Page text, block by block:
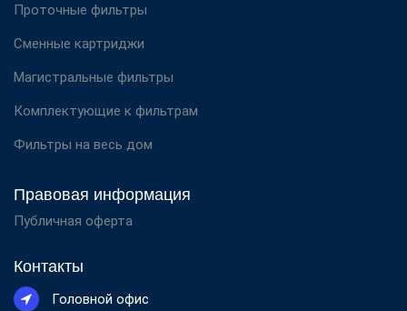
Проточные фильтры
Сменные картриджи
Магистральные фильтры
Комплектующие к фильтрам
Фильтры на весь дом
Правовая информация
Публичная оферта
Контакты
Головной офис